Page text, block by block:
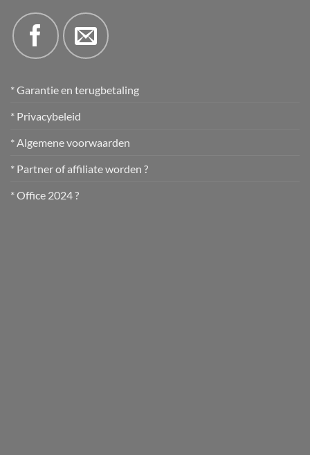
* Garantie en terugbetaling
* Privacybeleid
* Algemene voorwaarden
* Partner of affiliate worden ?
* Office 2024 ?